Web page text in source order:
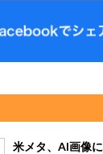
米メタ、AI画像